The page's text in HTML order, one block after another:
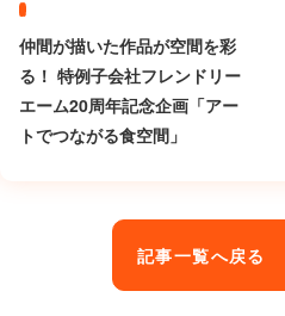
仲間が描いた作品が空間を彩
る！ 特例子会社フレンドリー
エーム20周年記念企画「アー
トでつながる食空間」
記事一覧へ戻る